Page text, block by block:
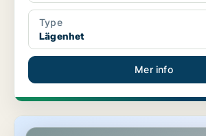
Type
Lägenhet
Mer info
Lägenhet i Kramfors